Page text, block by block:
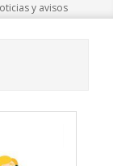
y avisos